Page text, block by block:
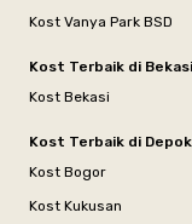
Kost Vanya Park BSD
Kost Terbaik di
Kost Bekasi
Kost Terbaik di
Kost Bogor
Kost Kukusan